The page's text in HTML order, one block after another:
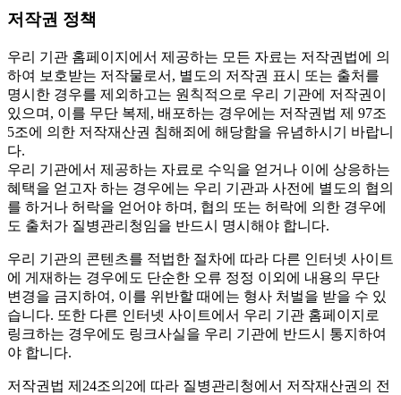
저작권 정책
우리 기관 홈페이지에서 제공하는 모든 자료는 저작권법에 의
하여 보호받는 저작물로서, 별도의 저작권 표시 또는 출처를
명시한 경우를 제외하고는 원칙적으로 우리 기관에 저작권이
있으며, 이를 무단 복제, 배포하는 경우에는 저작권법 제 97조
5조에 의한 저작재산권 침해죄에 해당함을 유념하시기 바랍니
다.
우리 기관에서 제공하는 자료로 수익을 얻거나 이에 상응하는
혜택을 얻고자 하는 경우에는 우리 기관과 사전에 별도의 협의
를 하거나 허락을 얻어야 하며, 협의 또는 허락에 의한 경우에
도 출처가 질병관리청임을 반드시 명시해야 합니다.
우리 기관의 콘텐츠를 적법한 절차에 따라 다른 인터넷 사이트
에 게재하는 경우에도 단순한 오류 정정 이외에 내용의 무단
변경을 금지하여, 이를 위반할 때에는 형사 처벌을 받을 수 있
습니다. 또한 다른 인터넷 사이트에서 우리 기관 홈페이지로
링크하는 경우에도 링크사실을 우리 기관에 반드시 통지하여
야 합니다.
저작권법 제24조의2에 따라 질병관리청에서 저작재산권의 전